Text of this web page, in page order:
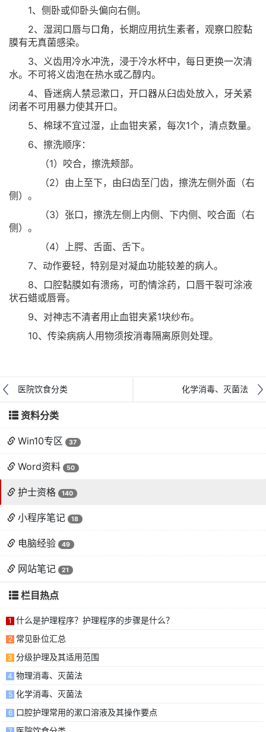
1、侧卧或仰卧头偏向右侧。
2、湿润口唇与口角，长期应用抗生素者，观察口腔黏
膜有无真菌感染。
3、义齿用冷水冲洗，浸于冷水杯中，每日更换一次清
水。不可将义齿泡在热水或乙醇内。
4、昏迷病人禁忌漱口，开口器从臼齿处放入，牙关紧
闭者不可用暴力使其开口。
5、棉球不宜过湿，止血钳夹紧，每次1个，清点数量。
6、擦洗顺序：
（1）咬合，擦洗颊部。
（2）由上至下，由臼齿至门齿，擦洗左侧外面（右
侧）。
（3）张口，擦洗左侧上内侧、下内侧、咬合面（右
侧）。
（4）上腭、舌面、舌下。
7、动作要轻，特别是对凝血功能较差的病人。
8、口腔黏膜如有溃疡，可酌情涂药，口唇干裂可涂液
状石蜡或唇膏。
9、对神志不清者用止血钳夹紧1块纱布。
10、传染病病人用物须按消毒隔离原则处理。
医院饮食分类 化学消毒、灭菌法
资料分类
Win10专区 37
Word资料 50
护士资格 140
小程序笔记 18
电脑经验 49
网站笔记 21
栏目热点
1 什么是护理程序？护理程序的步骤是什么？
2 常见卧位汇总
3 分级护理及其适用范围
4 物理消毒、灭菌法
5 化学消毒、灭菌法
6 口腔护理常用的漱口溶液及其操作要点